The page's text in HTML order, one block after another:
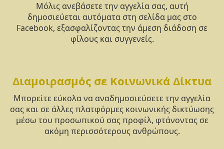
Μόλις ανεβάσετε την αγγελία σας, αυτή
δημοσιεύεται αυτόματα στη σελίδα μας στο
Facebook, εξασφαλίζοντας την άμεση διάδοση σε
φίλους και συγγενείς.
Διαμοιρασμός σε Κοινωνικά Δίκτυα
Μπορείτε εύκολα να αναδημοσιεύσετε την αγγελία
σας και σε άλλες πλατφόρμες κοινωνικής δικτύωσης
μέσω του προσωπικού σας προφίλ, φτάνοντας σε
ακόμη περισσότερους ανθρώπους.